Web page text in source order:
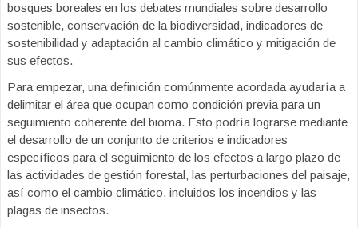
bosques boreales en los debates mundiales sobre desarrollo
sostenible, conservación de la biodiversidad, indicadores de
sostenibilidad y adaptación al cambio climático y mitigación de
sus efectos.
Para empezar, una definición comúnmente acordada ayudaría a
delimitar el área que ocupan como condición previa para un
seguimiento coherente del bioma. Esto podría lograrse mediante
el desarrollo de un conjunto de criterios e indicadores
específicos para el seguimiento de los efectos a largo plazo de
las actividades de gestión forestal, las perturbaciones del paisaje,
así como el cambio climático, incluidos los incendios y las
plagas de insectos.